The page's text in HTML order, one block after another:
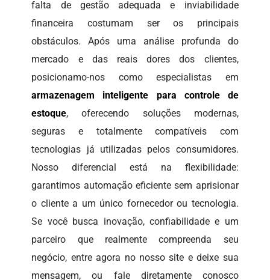
falta de gestão adequada e inviabilidade
financeira costumam ser os principais
obstáculos. Após uma análise profunda do
mercado e das reais dores dos clientes,
posicionamo-nos como especialistas em
armazenagem inteligente para controle de
estoque, oferecendo soluções modernas,
seguras e totalmente compatíveis com
tecnologias já utilizadas pelos consumidores.
Nosso diferencial está na flexibilidade:
garantimos automação eficiente sem aprisionar
o cliente a um único fornecedor ou tecnologia.
Se você busca inovação, confiabilidade e um
parceiro que realmente compreenda seu
negócio, entre agora no nosso site e deixe sua
mensagem, ou fale diretamente conosco